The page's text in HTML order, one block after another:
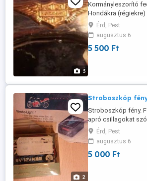
3
Kormányleszorító
Hondákra
Kérésre mérek.
Érd, Pest
augusztus 6
5 500 Ft
2
Stroboszkóp
Stroboszkóp fény.
apró csillagokat
után. Jó show, de
hanem csak privát
Érd, Pest
augusztus 6
5 000 Ft